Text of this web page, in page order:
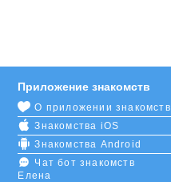
Приложение знакомств
О приложении знакомств
Знакомства iOS
Знакомства Android
Чат бот знакомств
Елена